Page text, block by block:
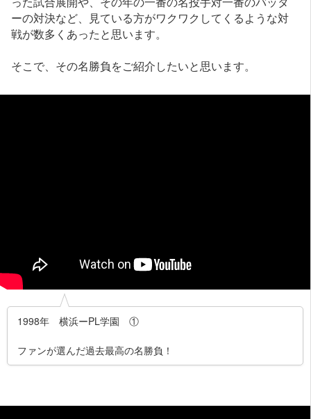
ーの対決など、見ている方がワクワクしてくるような対
戦が数多くあったと思います。
そこで、その名勝負をご紹介したいと思います。
1998年 横浜ーPL学園 ①
ファンが選んだ過去最高の名勝負！